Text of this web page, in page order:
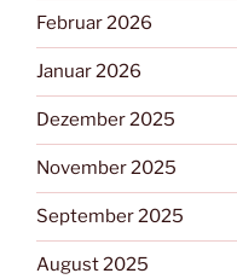
Februar 2026
Januar 2026
Dezember 2025
November 2025
September 2025
August 2025